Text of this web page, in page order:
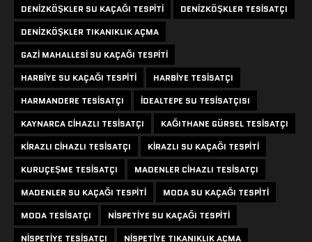
DENIZKÖŞKLER SU KAÇAĞI TESPITI
DENIZKÖŞKLER TESISATÇI
DENIZKÖŞKLER TIKANIKLIK AÇMA
GAZI MAHALLESI SU KAÇAĞI TESPITI
HARBIYE SU KAÇAĞI TESPITI
HARBIYE TESISATÇI
HARMANDERE TESISATÇI
IDEALTEPE SU TESISATÇISI
KAYNARCA CIHAZLI TESISATÇI
KAĞITHANE GÜRSEL TESISATÇI
KIRAZLI CIHAZLI TESISATÇI
KIRAZLI SU KAÇAĞI TESPITI
KURUÇEŞME TESISATÇI
MADENLER CIHAZLI TESISATÇI
MADENLER SU KAÇAĞI TESPITI
MODA SU KAÇAĞI TESPITI
MODA TESISATÇI
NISPETIYE SU KAÇAĞI TESPITI
NISPETIYE TESISATÇI
NISPETIYE TIKANIKLIK AÇMA